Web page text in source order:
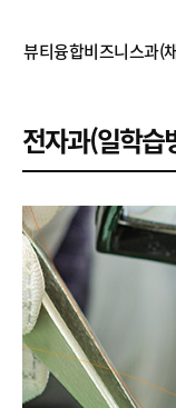
뷰티융합비즈니스과(
전자과(일학습